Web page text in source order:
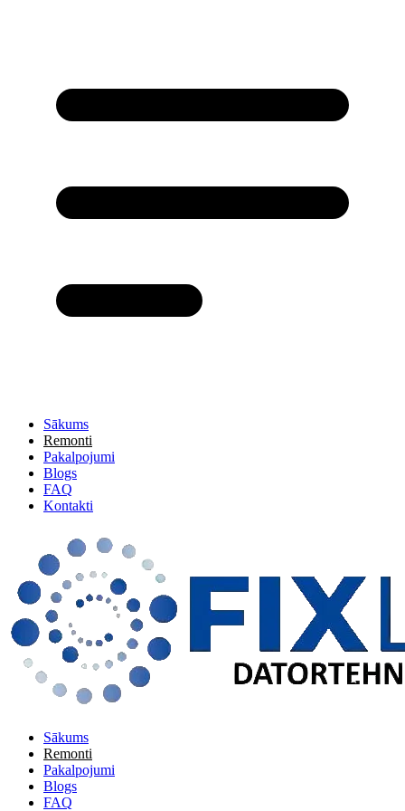
Sākums
Remonti
Pakalpojumi
Blogs
FAQ
Kontakti
Sākums
Remonti
Pakalpojumi
Blogs
FAQ